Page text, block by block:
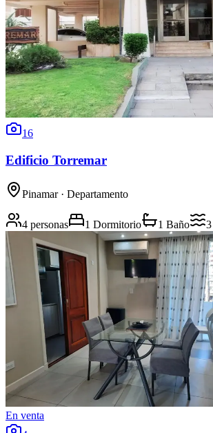
16
Edificio Torremar
Pinamar· Departamento
4 personas 1 Dormitorio 1 Baño 3
En venta